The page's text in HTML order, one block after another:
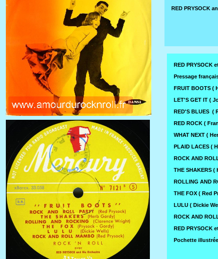
RED PRYSOCK
RED PRYSOCK
Pressage
FRUIT BOOTS (
LET'S GET IT (
RED'S BLUES (
RED ROCK (
WHAT NEXT (
PLAID LACES (
ROCK AND
THE SHAKERS (
ROLLING AND
THE FOX ( Red
LULU ( Dickie
ROCK AND
RED PRYSOCK
Pochette